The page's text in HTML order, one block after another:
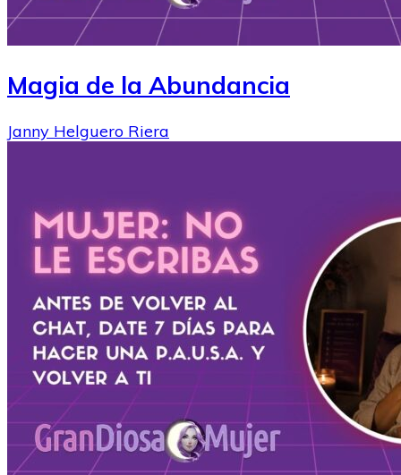
Magia de la Abundancia
Janny Helguero Riera